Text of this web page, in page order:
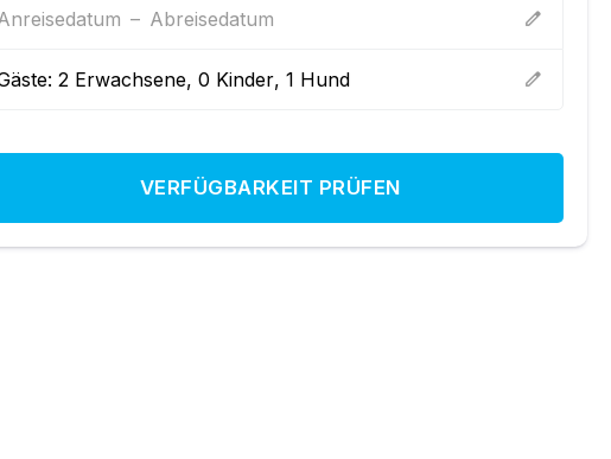
– Abreisedatum edit
2 Erwachsene,0 Kinder,1 Hund edit
VERFÜGBARKEIT PRÜFEN